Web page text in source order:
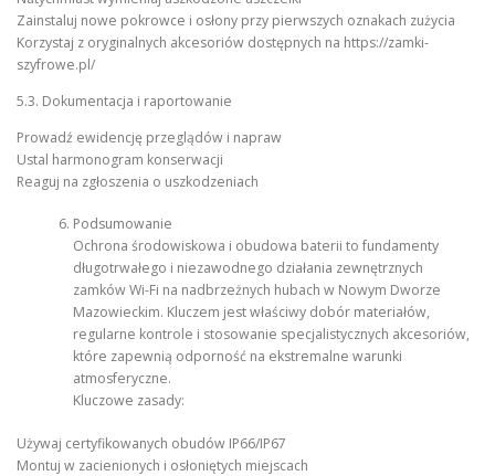
Zainstaluj nowe pokrowce i osłony przy pierwszych oznakach zużycia
Korzystaj z oryginalnych akcesoriów dostępnych na https://zamki-
szyfrowe.pl/
5.3. Dokumentacja i raportowanie
Prowadź ewidencję przeglądów i napraw
Ustal harmonogram konserwacji
Reaguj na zgłoszenia o uszkodzeniach
Podsumowanie
Ochrona środowiskowa i obudowa baterii to fundamenty
długotrwałego i niezawodnego działania zewnętrznych
zamków Wi-Fi na nadbrzeżnych hubach w Nowym Dworze
Mazowieckim. Kluczem jest właściwy dobór materiałów,
regularne kontrole i stosowanie specjalistycznych akcesoriów,
które zapewnią odporność na ekstremalne warunki
atmosferyczne.
Kluczowe zasady:
Używaj certyfikowanych obudów IP66/IP67
Montuj w zacienionych i osłoniętych miejscach